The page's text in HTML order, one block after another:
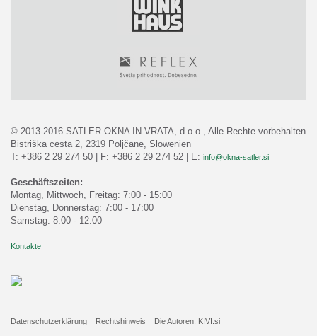
© 2013-2016 SATLER OKNA IN VRATA, d.o.o., Alle Rechte vorbehalten.
Bistriška cesta 2, 2319 Poljčane, Slowenien
T: +386 2 29 274 50 | F: +386 2 29 274 52 | E: info@okna-satler.si
Geschäftszeiten:
Montag, Mittwoch, Freitag: 7:00 - 15:00
Dienstag, Donnerstag: 7:00 - 17:00
Samstag: 8:00 - 12:00
Kontakte
Datenschutzerklärung Rechtshinweis Die Autoren: KIVI.si